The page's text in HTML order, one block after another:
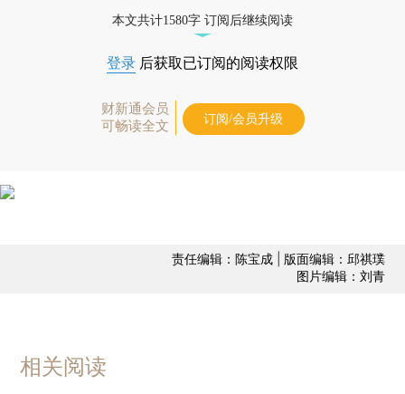
本文共计1580字 订阅后继续阅读
登录 后获取已订阅的阅读权限
财新通会员
可畅读全文
订阅/会员升级
责任编辑：陈宝成 | 版面编辑：邱祺璞
图片编辑：刘青
相关阅读